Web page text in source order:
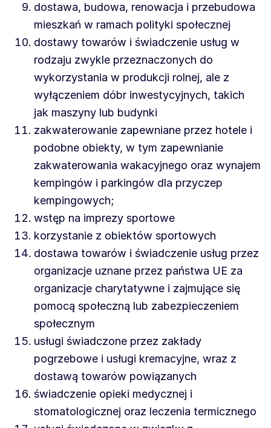
dostawa, budowa, renowacja i przebudowa
mieszkań w ramach polityki społecznej
dostawy towarów i świadczenie usług w
rodzaju zwykle przeznaczonych do
wykorzystania w produkcji rolnej, ale z
wyłączeniem dóbr inwestycyjnych, takich
jak maszyny lub budynki
zakwaterowanie zapewniane przez hotele i
podobne obiekty, w tym zapewnianie
zakwaterowania wakacyjnego oraz wynajem
kempingów i parkingów dla przyczep
kempingowych;
wstęp na imprezy sportowe
korzystanie z obiektów sportowych
dostawa towarów i świadczenie usług przez
organizacje uznane przez państwa UE za
organizacje charytatywne i zajmujące się
pomocą społeczną lub zabezpieczeniem
społecznym
usługi świadczone przez zakłady
pogrzebowe i usługi kremacyjne, wraz z
dostawą towarów powiązanych
świadczenie opieki medycznej i
stomatologicznej oraz leczenia termicznego